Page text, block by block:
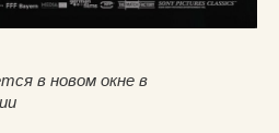
в новом окне в